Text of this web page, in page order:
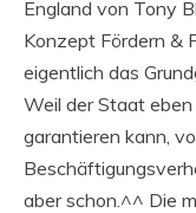
England von Tony
Konzept Fördern &
eigentlich das
Weil der Staat
garantieren kann,
aber schon.^^ Die